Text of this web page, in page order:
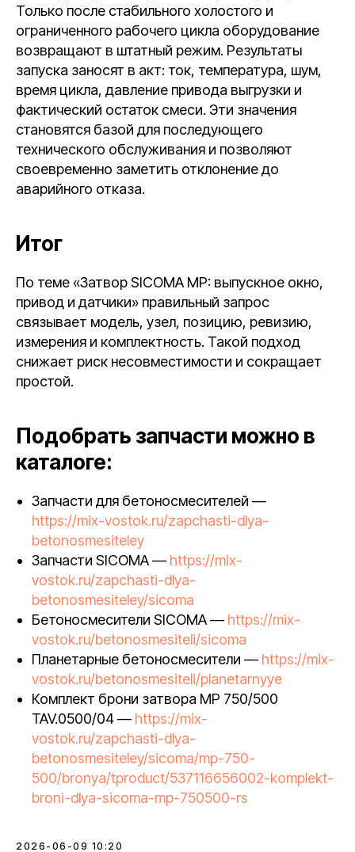
Только после стабильного холостого и
ограниченного рабочего цикла оборудование
возвращают в штатный режим. Результаты
запуска заносят в акт: ток, температура, шум,
время цикла, давление привода выгрузки и
фактический остаток смеси. Эти значения
становятся базой для последующего
технического обслуживания и позволяют
своевременно заметить отклонение до
аварийного отказа.
Итог
По теме «Затвор SICOMA MP: выпускное окно,
привод и датчики» правильный запрос
связывает модель, узел, позицию, ревизию,
измерения и комплектность. Такой подход
снижает риск несовместимости и сокращает
простой.
Подобрать запчасти можно в
каталоге:
Запчасти для бетоносмесителей —
https://mix-vostok.ru/zapchasti-dlya-
betonosmesiteley
Запчасти SICOMA — https://mix-
vostok.ru/zapchasti-dlya-
betonosmesiteley/sicoma
Бетоносмесители SICOMA — https://mix-
vostok.ru/betonosmesiteli/sicoma
Планетарные бетоносмесители — https://mix-
vostok.ru/betonosmesiteli/planetarnyye
Комплект брони затвора MP 750/500
TAV.0500/04 — https://mix-
vostok.ru/zapchasti-dlya-
betonosmesiteley/sicoma/mp-750-
500/bronya/tproduct/537116656002-komplekt-
broni-dlya-sicoma-mp-750500-rs
2026-06-09 10:20